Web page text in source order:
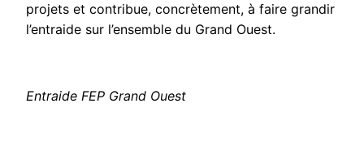
projets et contribue, concrètement, à faire grandir
l’entraide sur l’ensemble du Grand Ouest.
Entraide FEP Grand Ouest